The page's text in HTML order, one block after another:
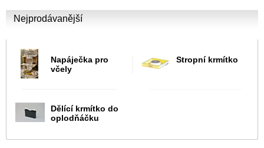
Nejprodávanější
Napáječka pro
včely
Stropní krmítko
Dělící krmítko do
oplodňáčku